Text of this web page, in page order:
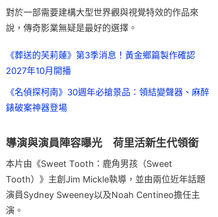
對於一部需要建構大型世界觀與視覺特效的作品來
說，傳奇影業無疑是最好的選擇。
《葬送的芙莉蓮》第3季消息！黃金鄉篇製作確認
2027年10月開播
《名偵探柯南》30週年必搶景品：領結變聲器、麻醉
錶破案神器登場
導演與演員陣容曝光 荷里活新生代領銜
本片由《Sweet Tooth：鹿角男孩（Sweet
Tooth）》主創Jim Mickle執導，並由兩位近年話題
演員Sydney Sweeney以及Noah Centineo擔任主
演。